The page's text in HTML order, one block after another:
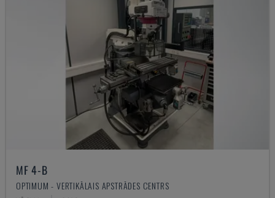
MF 4-B
OPTIMUM - VERTIKĀLAIS APSTRĀDES CENTRS